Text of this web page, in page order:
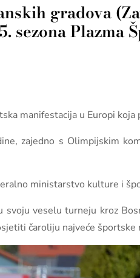
gradova
sezona
manifestacija u Europi
zajedno s Olimpijskim
ministarstvo kulture i
veselu turneju kroz
čaroliju najveće